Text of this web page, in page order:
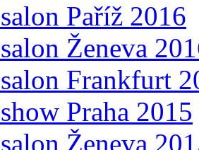
Paříž 2016
Ženeva
Frankfurt
Praha 2015
Ženeva